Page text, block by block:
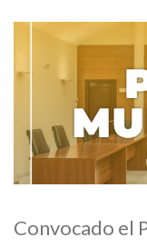
Convocado el